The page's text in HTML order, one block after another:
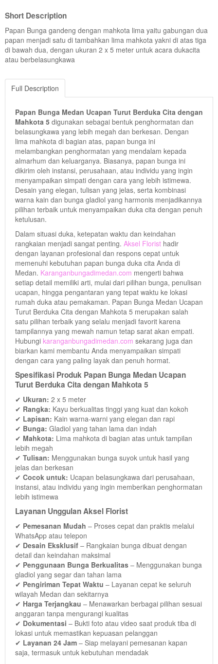
Short Description
Papan Bunga gandeng dengan mahkota lima yaitu gabungan dua
papan menjadi satu di tambahkan lima mahkota yakni di atas tiga
di bawah dua, dengan ukuran 2 x 5 meter untuk acara dukacita
atau berbelasungkawa
Full Description
Papan Bunga Medan Ucapan Turut Berduka Cita dengan
Mahkota 5 digunakan sebagai bentuk penghormatan dan
belasungkawa yang lebih megah dan berkesan. Dengan
lima mahkota di bagian atas, papan bunga ini
melambangkan penghormatan yang mendalam kepada
almarhum dan keluarganya. Biasanya, papan bunga ini
dikirim oleh instansi, perusahaan, atau individu yang ingin
menyampaikan simpati dengan cara yang lebih istimewa.
Desain yang elegan, tulisan yang jelas, serta kombinasi
warna kain dan bunga gladiol yang harmonis menjadikannya
pilihan terbaik untuk menyampaikan duka cita dengan penuh
ketulusan.
Dalam situasi duka, ketepatan waktu dan keindahan
rangkaian menjadi sangat penting. Aksel Florist hadir
dengan layanan profesional dan respons cepat untuk
memenuhi kebutuhan papan bunga duka cita Anda di
Medan. Karanganbungadimedan.com mengerti bahwa
setiap detail memiliki arti, mulai dari pilihan bunga, penulisan
ucapan, hingga pengantaran yang tepat waktu ke lokasi
rumah duka atau pemakaman. Papan Bunga Medan Ucapan
Turut Berduka Cita dengan Mahkota 5 merupakan salah
satu pilihan terbaik yang selalu menjadi favorit karena
tampilannya yang mewah namun tetap sarat akan empati.
Hubungi karanganbungadimedan.com sekarang juga dan
biarkan kami membantu Anda menyampaikan simpati
dengan cara yang paling layak dan penuh hormat.
Spesifikasi Produk Papan Bunga Medan Ucapan
Turut Berduka Cita dengan Mahkota 5
✔ Ukuran: 2 x 5 meter
✔ Rangka: Kayu berkualitas tinggi yang kuat dan kokoh
✔ Lapisan: Kain warna-warni yang elegan dan rapi
✔ Bunga: Gladiol yang tahan lama dan indah
✔ Mahkota: Lima mahkota di bagian atas untuk tampilan
lebih megah
✔ Tulisan: Menggunakan bunga suyok untuk hasil yang
jelas dan berkesan
✔ Cocok untuk: Ucapan belasungkawa dari perusahaan,
instansi, atau individu yang ingin memberikan penghormatan
lebih istimewa
Layanan Unggulan Aksel Florist
✔ Pemesanan Mudah – Proses cepat dan praktis melalui
WhatsApp atau telepon
✔ Desain Eksklusif – Rangkaian bunga dibuat dengan
detail dan keindahan maksimal
✔ Penggunaan Bunga Berkualitas – Menggunakan bunga
gladiol yang segar dan tahan lama
✔ Pengiriman Tepat Waktu – Layanan cepat ke seluruh
wilayah Medan dan sekitarnya
✔ Harga Terjangkau – Menawarkan berbagai pilihan sesuai
anggaran tanpa mengurangi kualitas
✔ Dokumentasi – Bukti foto atau video saat produk tiba di
lokasi untuk memastikan kepuasan pelanggan
✔ Layanan 24 Jam – Siap melayani pemesanan kapan
saja, termasuk untuk kebutuhan mendadak
View Detail
View Detail